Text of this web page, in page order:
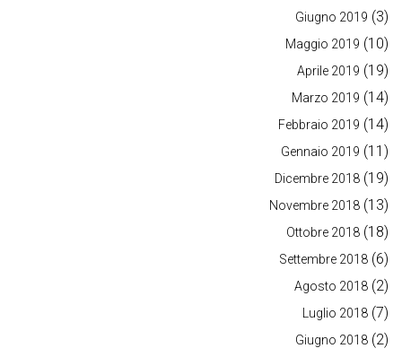
Giugno 2019 (3)
Maggio 2019 (10)
Aprile 2019 (19)
Marzo 2019 (14)
Febbraio 2019 (14)
Gennaio 2019 (11)
Dicembre 2018 (19)
Novembre 2018 (13)
Ottobre 2018 (18)
Settembre 2018 (6)
Agosto 2018 (2)
Luglio 2018 (7)
Giugno 2018 (2)